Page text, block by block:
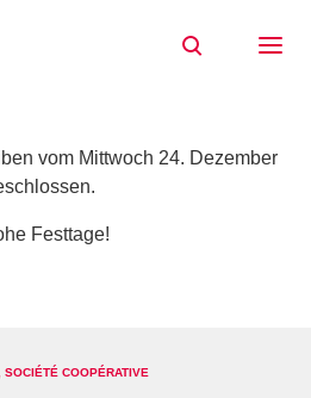
vom Mittwoch 24. Dezember
Festtage!
COOPÉRATIVE